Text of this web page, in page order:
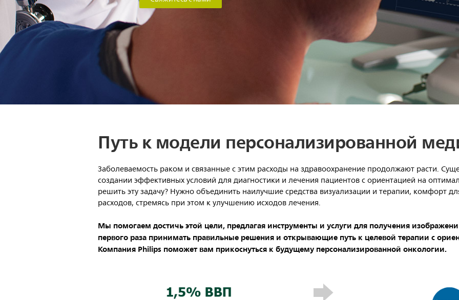
Путь к модели персонализированной
Заболеваемость раком и связанные с этим расходы на здравоохранение продолжают расти.
создании эффективных условий для диагностики и лечения пациентов с ориентацией на
решить эту задачу? Нужно объединить наилучшие средства визуализации и терапии, комфорт
расходов, стремясь при этом к улучшению исходов лечения.
Мы помогаем достичь этой цели, предлагая инструменты и услуги для получения
первого раза принимать правильные решения и открывающие путь к целевой терапии с
Компания Philips поможет вам прикоснуться к будущему персонализированной онкологии.